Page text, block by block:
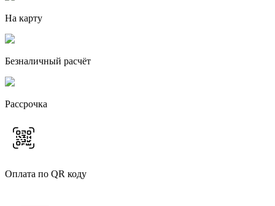
На карту
Безналичный расчёт
Рассрочка
Оплата по QR коду